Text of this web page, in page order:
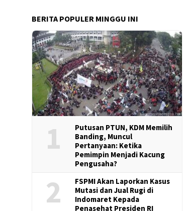
BERITA POPULER MINGGU INI
1
Putusan PTUN, KDM Memilih
Banding, Muncul
Pertanyaan: Ketika
Pemimpin Menjadi Kacung
Pengusaha?
2
FSPMI Akan Laporkan Kasus
Mutasi dan Jual Rugi di
Indomaret Kepada
Penasehat Presiden RI